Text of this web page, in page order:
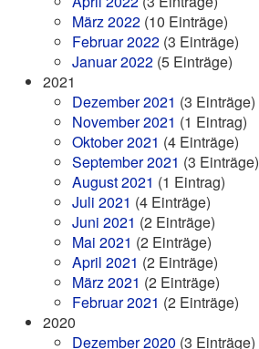
März 2022 (10 Einträge)
Februar 2022 (3 Einträge)
Januar 2022 (5 Einträge)
2021
Dezember 2021 (3 Einträge)
November 2021 (1 Eintrag)
Oktober 2021 (4 Einträge)
September 2021 (3 Einträge)
August 2021 (1 Eintrag)
Juli 2021 (4 Einträge)
Juni 2021 (2 Einträge)
Mai 2021 (2 Einträge)
April 2021 (2 Einträge)
März 2021 (2 Einträge)
Februar 2021 (2 Einträge)
2020
Dezember 2020 (3 Einträge)